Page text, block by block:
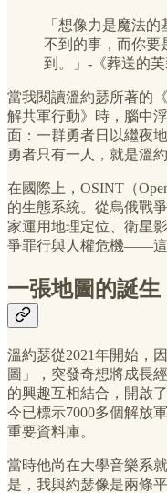
「想像力是魔法
不到的事，而你要
到。」-《葬送的芙
當我閱讀溫約瑟所著的
解共軍行動》時，腦中
面：一群勇者日以繼夜
勇者只有一人，就是溫
在國際上，OSINT（
的生態系統。從烏俄戰
家運用地理定位、衛星
爭罪行與人權危機——這
一張地圖的誕
溫約瑟從2021年開始，
圖」，突發奇想將成長
的興趣互相結合，開啟
今已標示7000多個解放
重要資料庫。
當時他尚在大學音樂系
是，我與約瑟像是兩條